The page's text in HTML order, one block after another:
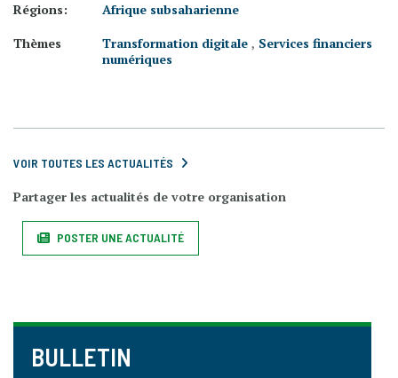
Régions:
Afrique subsaharienne
Thèmes
Transformation digitale , Services financiers
numériques
VOIR TOUTES LES ACTUALITÉS
Partager les actualités de votre organisation
POSTER UNE ACTUALITÉ
BULLETIN